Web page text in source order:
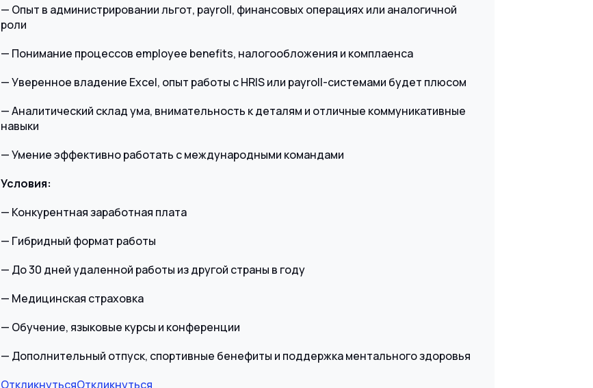
— Опыт в администрировании льгот, payroll, финансовых операциях или аналогичной
роли
— Понимание процессов employee benefits, налогообложения и комплаенса
— Уверенное владение Excel, опыт работы с HRIS или payroll-системами будет плюсом
— Аналитический склад ума, внимательность к деталям и отличные коммуникативные
навыки
— Умение эффективно работать с международными командами
Условия:
— Конкурентная заработная плата
— Гибридный формат работы
— До 30 дней удаленной работы из другой страны в году
— Медицинская страховка
— Обучение, языковые курсы и конференции
— Дополнительный отпуск, спортивные бенефиты и поддержка ментального здоровья
ОткликнутьсяОткликнуться